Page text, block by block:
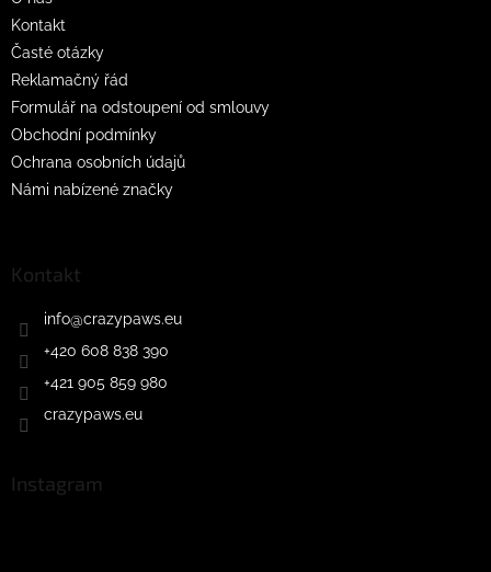
Kontakt
Časté otázky
Reklamačný řád
Formulář na odstoupení od smlouvy
Obchodní podmínky
Ochrana osobních údajů
Námi nabízené značky
Kontakt
info@crazypaws.eu
+420 608 838 390
+421 905 859 980
crazypaws.eu
Instagram